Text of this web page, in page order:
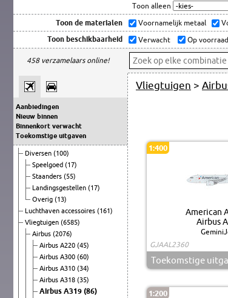
Toon alleen
Toon de materialen Voornamelijk metaal
Toon beschikbaarheid Verwacht Op voorraad
458 verzamelaars online!
Aanbiedingen
Nieuw binnen
Binnenkort verwacht
Toekomstige uitgaven
Diversen (100)
Speelgoed (17)
Staanders (55)
Landingsgestellen (17)
Overig (13)
Luchthaven accessoires (161)
Vliegtuigen (6585)
Airbus (2076)
Airbus A220 (45)
Airbus A300 (60)
Airbus A310 (34)
Airbus A318 (35)
Airbus A319 (86)
Vliegtuigen >
1:400
American
Airbus
GJAAL2360
Toekomstige
1:200